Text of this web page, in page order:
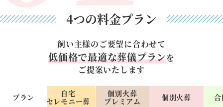
4つの料金プラン
飼い主様のご要望に合わせて
低価格で最適な葬儀プランを
ご提案いたします
プラン
自宅
セレモニー葬
個別火葬
プレミアム
個別火葬